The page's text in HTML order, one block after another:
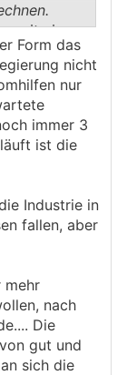
mit ein
denn
werden.
dann
Käufer
Form das
nicht
nur
immer 3
ist die
Industrie in
fallen, aber
mehr
nach
Die
gut und
sich die